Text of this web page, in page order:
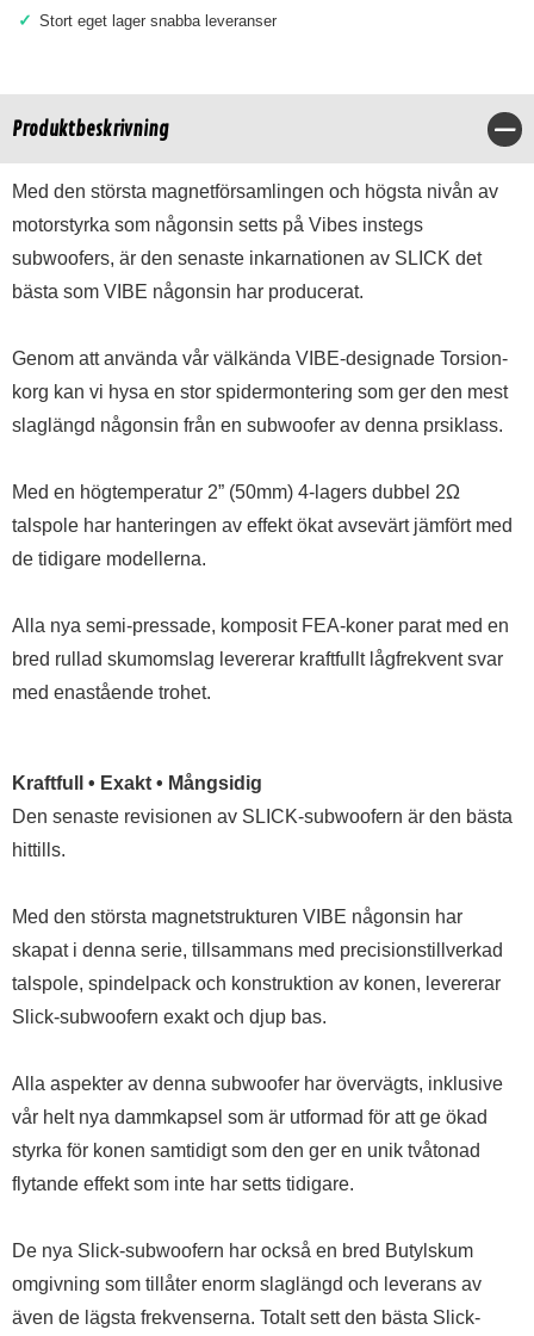
✓ Stort eget lager snabba leveranser
Produktbeskrivning
Med den största magnetförsamlingen och högsta nivån av
motorstyrka som någonsin setts på Vibes instegs
subwoofers, är den senaste inkarnationen av SLICK det
bästa som VIBE någonsin har producerat.
Genom att använda vår välkända VIBE-designade Torsion-
korg kan vi hysa en stor spidermontering som ger den mest
slaglängd någonsin från en subwoofer av denna prsiklass.
Med en högtemperatur 2” (50mm) 4-lagers dubbel 2Ω
talspole har hanteringen av effekt ökat avsevärt jämfört med
de tidigare modellerna.
Alla nya semi-pressade, komposit FEA-koner parat med en
bred rullad skumomslag levererar kraftfullt lågfrekvent svar
med enastående trohet.
Kraftfull • Exakt • Mångsidig
Den senaste revisionen av SLICK-subwoofern är den bästa
hittills.
Med den största magnetstrukturen VIBE någonsin har
skapat i denna serie, tillsammans med precisionstillverkad
talspole, spindelpack och konstruktion av konen, levererar
Slick-subwoofern exakt och djup bas.
Alla aspekter av denna subwoofer har övervägts, inklusive
vår helt nya dammkapsel som är utformad för att ge ökad
styrka för konen samtidigt som den ger en unik tvåtonad
flytande effekt som inte har setts tidigare.
De nya Slick-subwoofern har också en bred Butylskum
omgivning som tillåter enorm slaglängd och leverans av
även de lägsta frekvenserna. Totalt sett den bästa Slick-